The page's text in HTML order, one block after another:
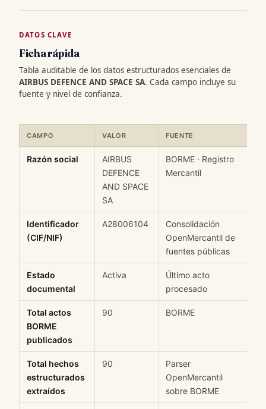
DATOS CLAVE
Ficha rápida
Tabla auditable de los datos estructurados esenciales de
AIRBUS DEFENCE AND SPACE SA. Cada campo incluye su
fuente y nivel de confianza.
CAMPO VALOR FUENTE
Razón social
AIRBUS
DEFENCE
AND SPACE
SA
BORME · Registro
Mercantil
Identificador
(CIF/NIF)
A28006104
Consolidación
OpenMercantil de
fuentes públicas
Estado
documental
Activa
Último acto
procesado
Total actos
BORME
publicados
90 BORME
Total hechos
estructurados
extraídos
90
Parser
OpenMercantil
sobre BORME